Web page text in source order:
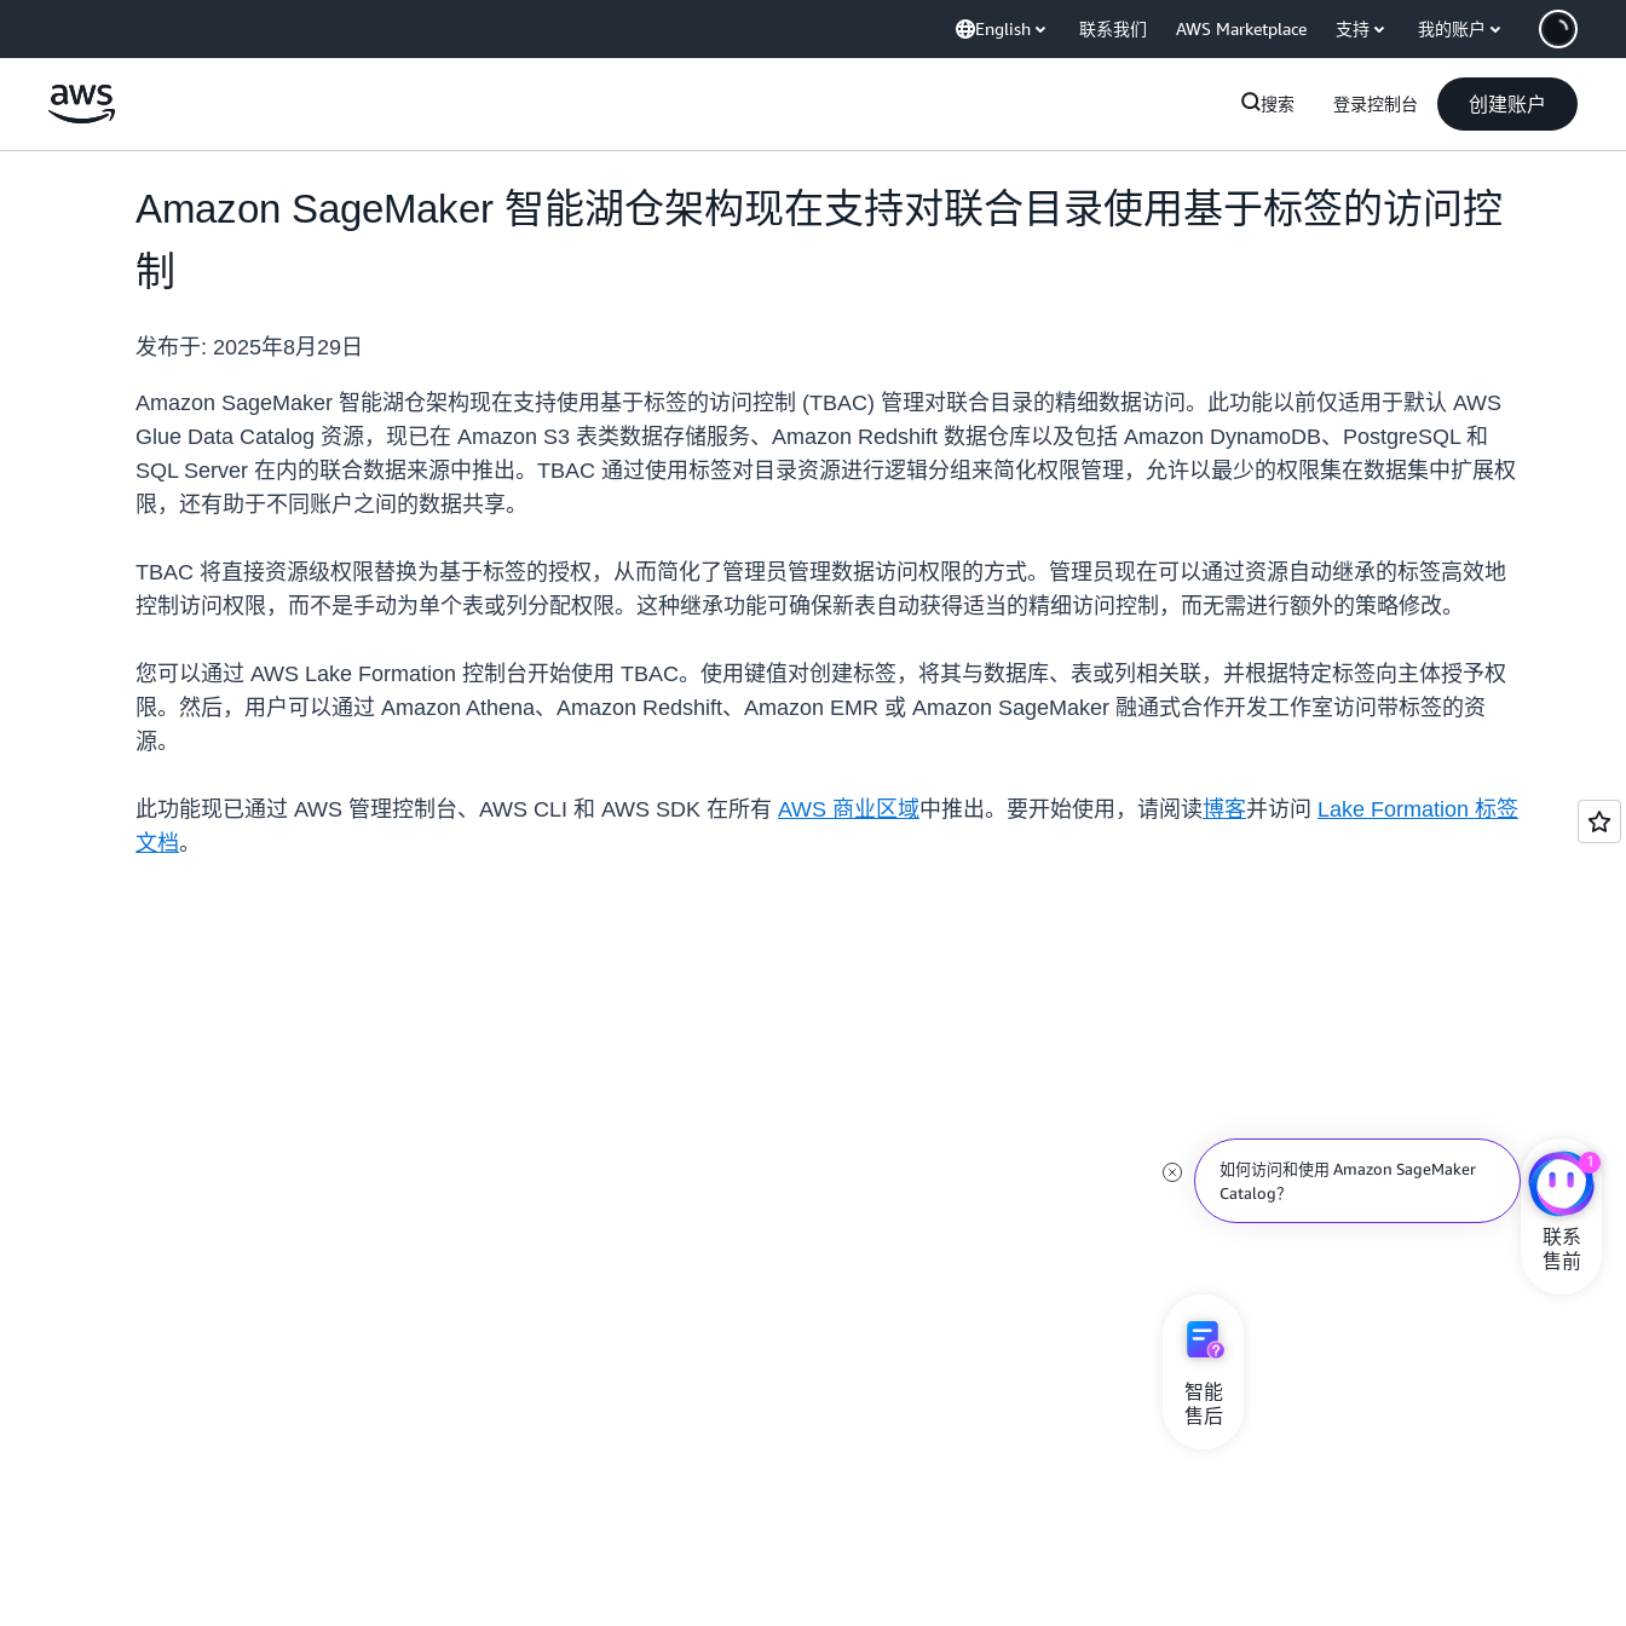
English 联系我们 AWS Marketplace 支持 我的账户
搜索 登录控制台 创建账户
Amazon SageMaker 智能湖仓架构现在支持对联合目录使用基于标签的访问控
制
发布于: 2025年8月29日
Amazon SageMaker 智能湖仓架构现在支持使用基于标签的访问控制 (TBAC) 管理对联合目录的精细数据访问。此功能以前仅适用于默认 AWS
Glue Data Catalog 资源，现已在 Amazon S3 表类数据存储服务、Amazon Redshift 数据仓库以及包括 Amazon DynamoDB、PostgreSQL 和
SQL Server 在内的联合数据来源中推出。TBAC 通过使用标签对目录资源进行逻辑分组来简化权限管理，允许以最少的权限集在数据集中扩展权
限，还有助于不同账户之间的数据共享。
TBAC 将直接资源级权限替换为基于标签的授权，从而简化了管理员管理数据访问权限的方式。管理员现在可以通过资源自动继承的标签高效地
控制访问权限，而不是手动为单个表或列分配权限。这种继承功能可确保新表自动获得适当的精细访问控制，而无需进行额外的策略修改。
您可以通过 AWS Lake Formation 控制台开始使用 TBAC。使用键值对创建标签，将其与数据库、表或列相关联，并根据特定标签向主体授予权
限。然后，用户可以通过 Amazon Athena、Amazon Redshift、Amazon EMR 或 Amazon SageMaker 融通式合作开发工作室访问带标签的资
源。
此功能现已通过 AWS 管理控制台、AWS CLI 和 AWS SDK 在所有 AWS 商业区域中推出。要开始使用，请阅读博客并访问 Lake Formation 标签
文档。
如何访问和使用 Amazon SageMaker
Catalog？
1
联系
售前
智能
售后